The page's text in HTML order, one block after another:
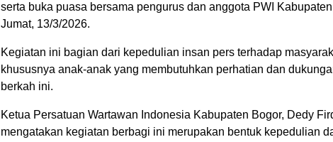
serta buka puasa bersama pengurus dan anggota PWI
Jumat, 13/3/2026.
Kegiatan ini bagian dari kepedulian insan pers terhadap
khususnya anak-anak yang membutuhkan perhatian dan
berkah ini.
Ketua Persatuan Wartawan Indonesia Kabupaten Bogor, Dedy
mengatakan kegiatan berbagi ini merupakan bentuk kepedulian